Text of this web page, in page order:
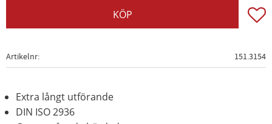
KÖP
Artikelnr 151.3154
Extra långt utförande
DIN ISO 2936